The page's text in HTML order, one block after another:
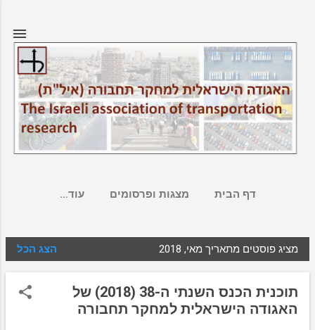
דף הבית מצגות ופרסומים ‏עוד…
ר
מציג פוסטים מתאריך מאי, 2018 הצג הכל
תוכנית הכנס השנתי ה-38 (2018) של
האגודה הישראלית למחקר תחבורה